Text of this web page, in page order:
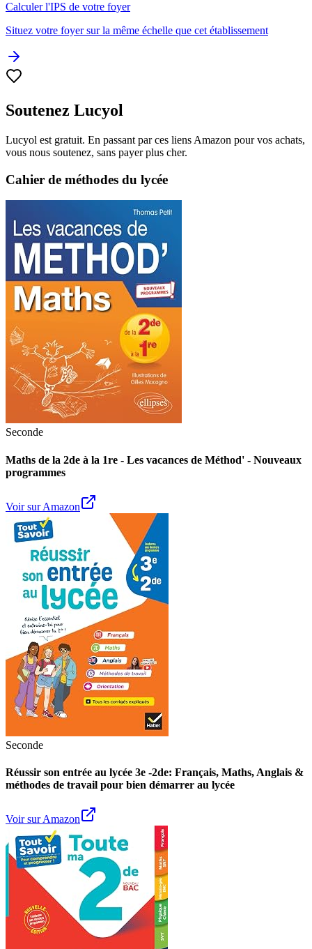
Calculer l'IPS de votre foyer
Situez votre foyer sur la même échelle que cet établissement
Soutenez Lucyol
Lucyol est gratuit. En passant par ces liens Amazon pour vos achats,
vous nous soutenez, sans payer plus cher.
Cahier de méthodes du lycée
Seconde
Maths de la 2de à la 1re - Les vacances de Méthod' - Nouveaux
programmes
Voir sur Amazon
Seconde
Réussir son entrée au lycée 3e -2de: Français, Maths, Anglais &
méthodes de travail pour bien démarrer au lycée
Voir sur Amazon